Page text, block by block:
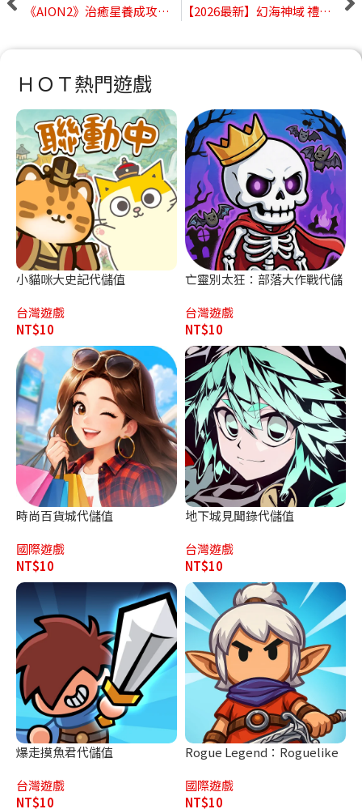
《AION2》治癒星養成攻略｜屬性配置、裝備打造、主神選擇與技能搭配推薦 【2026最新】幻海神域 禮包碼大全｜最新兌換碼、序號分享
ＨＯＴ熱門遊戲
小貓咪大史記代儲值
台灣遊戲
NT$10
亡靈別太狂：部落大作戰代儲
台灣遊戲
NT$10
時尚百貨城代儲值
國際遊戲
NT$10
地下城見聞錄代儲值
台灣遊戲
NT$10
爆走摸魚君代儲值
台灣遊戲
NT$10
Rogue Legend：Roguelike
國際遊戲
NT$10